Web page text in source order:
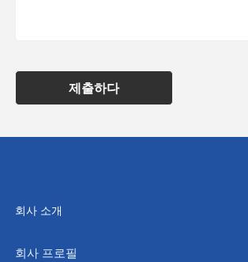
제출하다
회사 소개
회사 프로필